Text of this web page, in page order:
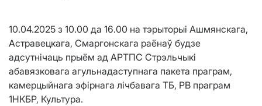
10.04.2025 з 10.00 да 16.00 на тэрыторыi Ашмянскага,
Астравецкага, Смаргонскага раёнаў будзе
адсутнічаць прыём ад АРТПС Стрэльчыкі
абавязковага агульнадаступнага пакета праграм,
камерцыйнага эфірнага лічбавага ТБ, РВ праграм
1НКБР, Культура.